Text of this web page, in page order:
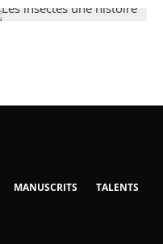
MANUSCRITS TALENTS